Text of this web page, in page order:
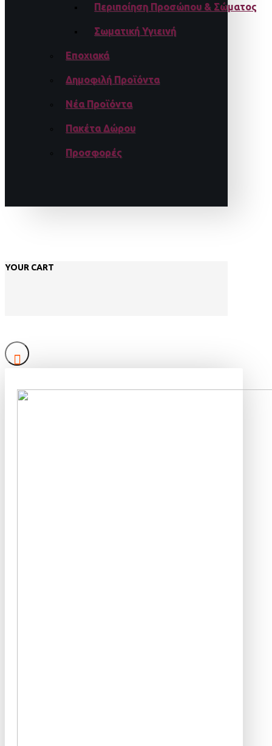
Περιποίηση Προσώπου & Σώματος
Σωματική Υγιεινή
Εποχιακά
Δημοφιλή Προϊόντα
Νέα Προϊόντα
Πακέτα Δώρου
Προσφορές
YOUR CART